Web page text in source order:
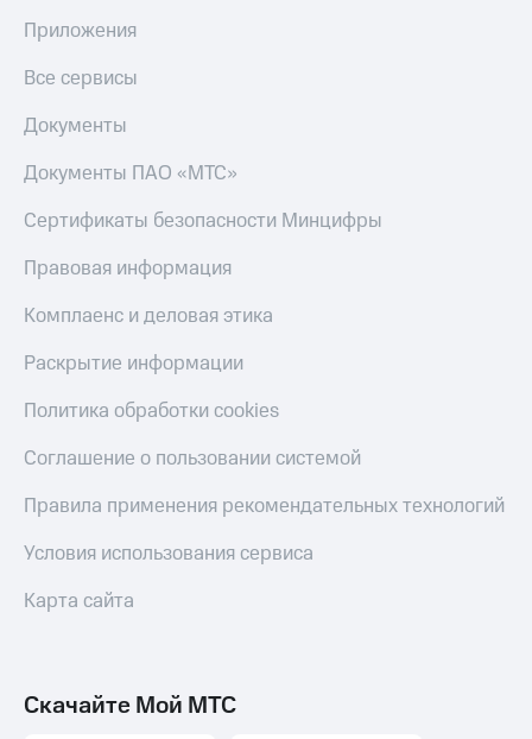
Приложения
Все сервисы
Документы
Документы ПАО «МТС»
Сертификаты безопасности Минцифры
Правовая информация
Комплаенс и деловая этика
Раскрытие информации
Политика обработки cookies
Соглашение о пользовании системой
Правила применения рекомендательных технологий
Условия использования сервиса
Карта сайта
Скачайте Мой МТС